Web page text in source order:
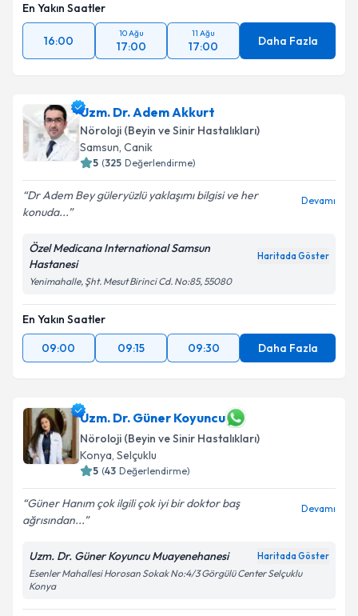
En Yakın Saatler
16:00
10 Ağu
17:00
11 Ağu
17:00 Daha Fazla
Uzm. Dr. Adem Akkurt
Nöroloji (Beyin ve Sinir Hastalıkları)
Samsun, Canik
5 (325 Değerlendirme)
Dr Adem Bey güleryüzlü yaklaşımı bilgisi ve her
konuda...
Devamı
Özel Medicana International Samsun
Hastanesi
Haritada Göster
Yenimahalle, Şht. Mesut Birinci Cd. No:85, 55080
En Yakın Saatler
09:00
09:15 09:30 Daha Fazla
Uzm. Dr. Güner Koyuncu
Nöroloji (Beyin ve Sinir Hastalıkları)
Konya, Selçuklu
5 (43 Değerlendirme)
Güner Hanım çok ilgili çok iyi bir doktor baş
ağrısından...
Devamı
Uzm. Dr. Güner Koyuncu Muayenehanesi Haritada Göster
Esenler Mahallesi Horosan Sokak No:4/3 Görgülü Center Selçuklu
Konya